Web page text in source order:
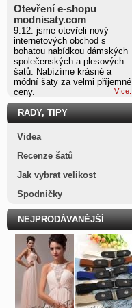
Otevření e-shopu
modnisaty.com
9.12. jsme otevřeli nový
internetových obchod s
bohatou nabídkou dámských
společenských a plesových
šatů. Nabízíme krásné a
módní šaty za velmi příjemné
ceny.
Více..
RADY, TIPY
Videa
Recenze šatů
Jak vybrat velikost
Spodničky
NEJPRODÁVANĚJŠÍ